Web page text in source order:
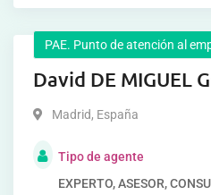
PAE. Punto de atención al
David DE MIGUEL
Madrid, España
Tipo de agente
EXPERTO, ASESOR,